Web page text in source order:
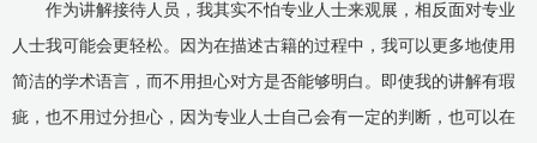
作为讲解接待人员，我其实不怕专业人士来观展，相反面对专业
人士我可能会更轻松。因为在描述古籍的过程中，我可以更多地使用
简洁的学术语言，而不用担心对方是否能够明白。即使我的讲解有瑕
疵，也不用过分担心，因为专业人士自己会有一定的判断，也可以在